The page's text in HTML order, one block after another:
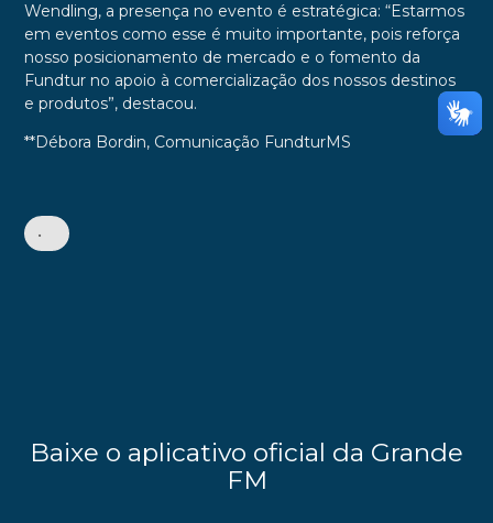
Wendling, a presença no evento é estratégica: “Estarmos
em eventos como esse é muito importante, pois reforça
nosso posicionamento de mercado e o fomento da
Fundtur no apoio à comercialização dos nossos destinos
e produtos”, destacou.
**Débora Bordin, Comunicação FundturMS
•
Baixe o aplicativo oficial da Grande
FM